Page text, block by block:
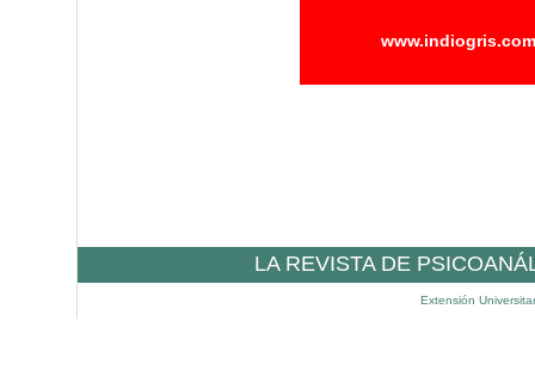
www.indiogris.com
LA REVISTA DE
Extensión